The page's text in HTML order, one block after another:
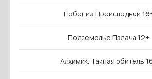
Побег из Преисподней
Подземелье Палача 12+
Алхимик. Тайная обитель